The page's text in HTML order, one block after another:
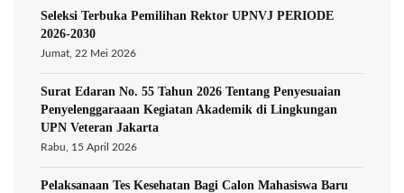
Seleksi Terbuka Pemilihan Rektor UPNVJ PERIODE
2026-2030
Jumat, 22 Mei 2026
Surat Edaran No. 55 Tahun 2026 Tentang Penyesuaian
Penyelenggaraaan Kegiatan Akademik di Lingkungan
UPN Veteran Jakarta
Rabu, 15 April 2026
Pelaksanaan Tes Kesehatan Bagi Calon Mahasiswa Baru